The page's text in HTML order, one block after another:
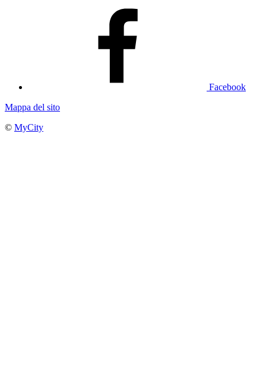
Facebook
Mappa del sito
© MyCity